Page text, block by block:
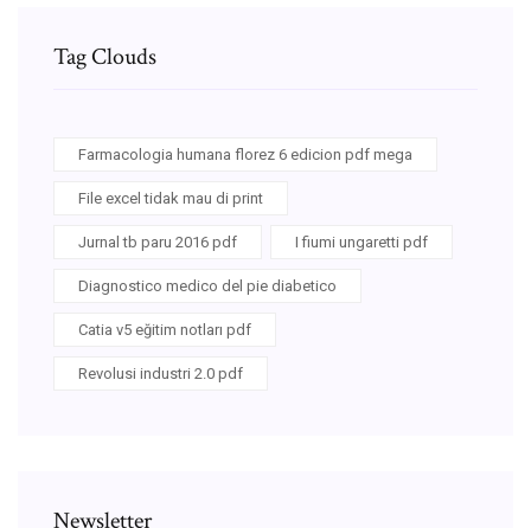
Tag Clouds
Farmacologia humana florez 6 edicion pdf mega
File excel tidak mau di print
Jurnal tb paru 2016 pdf I fiumi ungaretti pdf
Diagnostico medico del pie diabetico
Catia v5 eğitim notları pdf
Revolusi industri 2.0 pdf
Newsletter